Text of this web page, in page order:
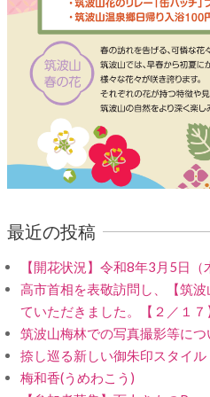
最近の投稿
【開花状況】令和8年3月5日（
高市首相を表敬訪問し、【筑
ていただきました。【２／１７
筑波山梅林での写真撮影等につ
捺し巡る新しい御朱印スタイ
梅和香(うめわこう)